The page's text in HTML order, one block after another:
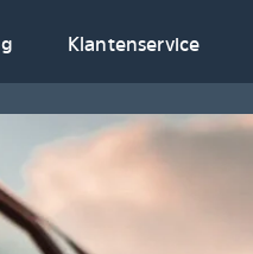
Klantenservice